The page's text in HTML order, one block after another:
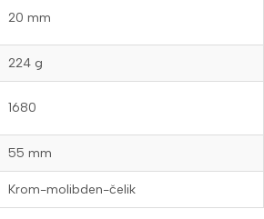
20 mm
224 g
1680
55 mm
Krom-molibden-čelik